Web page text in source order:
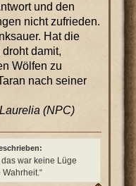
und den
nicht zufrieden.
Hat die
damit,
Wölfen zu
nach seiner
(NPC)
das war keine Lüge